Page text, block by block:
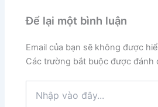
Để lại một bình luận
Email của bạn sẽ không được
Các trường bắt buộc được đánh
vào